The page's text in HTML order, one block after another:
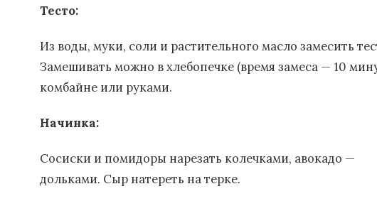
Тесто:
Из воды, муки, соли и растительного масло замесить
Замешивать можно в хлебопечке (время замеса — 10
комбайне или руками.
Начинка:
Сосиски и помидоры нарезать колечками, авокадо —
дольками. Сыр натереть на терке.